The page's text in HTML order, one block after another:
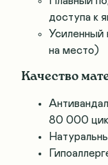
доступа к
Усиленный
на место)
Качество
80 000